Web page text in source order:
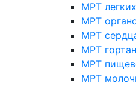
МРТ легких
МРТ
МРТ
МРТ
МРТ
МРТ